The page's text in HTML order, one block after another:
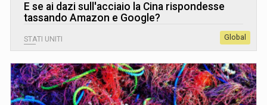
E se ai dazi sull'acciaio la Cina rispondesse
tassando Amazon e Google?
STATI UNITI Global